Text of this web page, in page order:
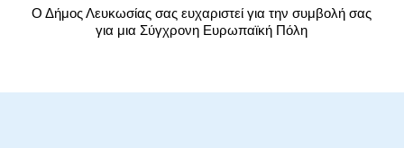
Ο Δήμος Λευκωσίας σας ευχαριστεί για την συμβολή σας
για μια Σύγχρονη Ευρωπαϊκή Πόλη